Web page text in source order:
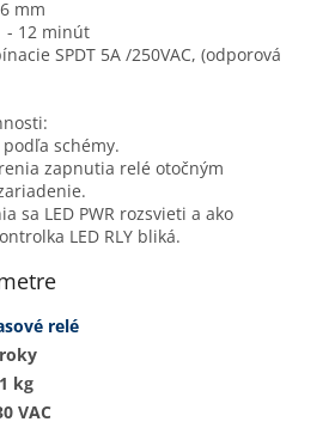
mm
- 12 minút
SPDT 5A /250VAC, (odporová
schémy.
zapnutia relé otočným
sa LED PWR rozsvieti a ako
LED RLY bliká.
relé
kg
VAC